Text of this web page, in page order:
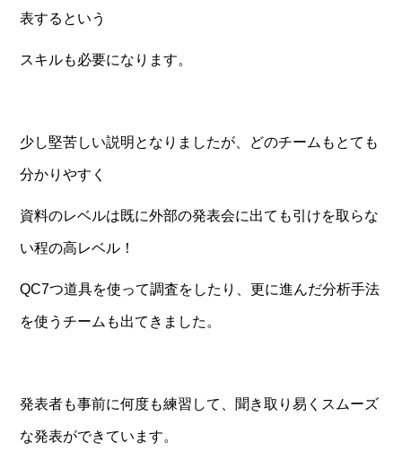
表するという
スキルも必要になります。
少し堅苦しい説明となりましたが、どのチームもとても
分かりやすく
資料のレベルは既に外部の発表会に出ても引けを取らな
い程の高レベル！
QC7つ道具を使って調査をしたり、更に進んだ分析手法
を使うチームも出てきました。
発表者も事前に何度も練習して、聞き取り易くスムーズ
な発表ができています。